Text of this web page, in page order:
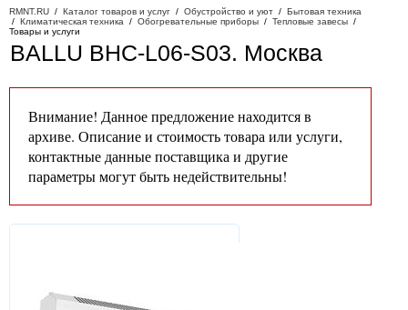
RMNT.RU / Каталог товаров и услуг / Обустройство и уют / Бытовая техника
/ Климатическая техника / Обогревательные приборы / Тепловые завесы /
Товары и услуги
BALLU BHC-L06-S03. Москва
Внимание! Данное предложение находится в
архиве. Описание и стоимость товара или услуги,
контактные данные поставщика и другие
параметры могут быть недействительны!